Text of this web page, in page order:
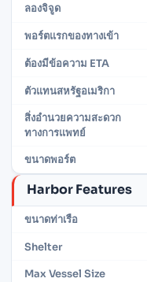
ลองจิจูด
พอร์ตแรกของทางเข้า
ต้องมีข้อความ ETA
ตัวแทนสหรัฐอเมริกา
สิ่งอำนวยความสะดวก
ทางการแพทย์
ขนาดพอร์ต
Harbor Features
ขนาดท่าเรือ
Shelter
Max Vessel Size